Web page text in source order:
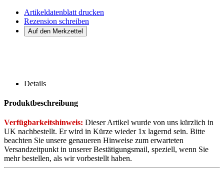
Artikeldatenblatt drucken
Rezension schreiben
Details
Produktbeschreibung
Verfügbarkeitshinweis: Dieser Artikel wurde von uns kürzlich in
UK nachbestellt. Er wird in Kürze wieder 1x lagernd sein. Bitte
beachten Sie unsere genaueren Hinweise zum erwarteten
Versandzeitpunkt in unserer Bestätigungsmail, speziell, wenn Sie
mehr bestellen, als wir vorbestellt haben.